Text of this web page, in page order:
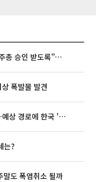
김정관 장관 “반도체 성과급, 주총 승인 받도록”…상법·자본시장법 개정 시사
폭발물 발견
태풍 '돌핀' 이어 '찬홈' 등장…예상 경로에 한국 '한숨'
는?
도 폭염취소 될까